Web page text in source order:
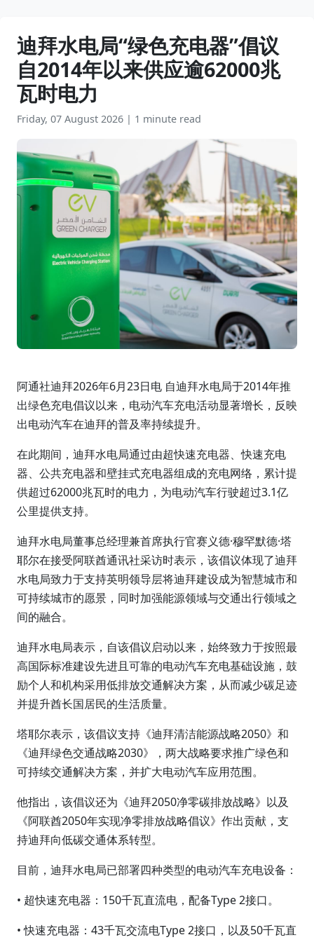
迪拜水电局“绿色充电器”倡议
自2014年以来供应逾62000兆
瓦时电力
Friday, 07 August 2026 | 1 minute read
阿通社迪拜2026年6月23日电 自迪拜水电局于2014年推
出绿色充电倡议以来，电动汽车充电活动显著增长，反映
出电动汽车在迪拜的普及率持续提升。
在此期间，迪拜水电局通过由超快速充电器、快速充电
器、公共充电器和壁挂式充电器组成的充电网络，累计提
供超过62000兆瓦时的电力，为电动汽车行驶超过3.1亿
公里提供支持。
迪拜水电局董事总经理兼首席执行官赛义德·穆罕默德·塔
耶尔在接受阿联酋通讯社采访时表示，该倡议体现了迪拜
水电局致力于支持英明领导层将迪拜建设成为智慧城市和
可持续城市的愿景，同时加强能源领域与交通出行领域之
间的融合。
迪拜水电局表示，自该倡议启动以来，始终致力于按照最
高国际标准建设先进且可靠的电动汽车充电基础设施，鼓
励个人和机构采用低排放交通解决方案，从而减少碳足迹
并提升酋长国居民的生活质量。
塔耶尔表示，该倡议支持《迪拜清洁能源战略2050》和
《迪拜绿色交通战略2030》，两大战略要求推广绿色和
可持续交通解决方案，并扩大电动汽车应用范围。
他指出，该倡议还为《迪拜2050净零碳排放战略》以及
《阿联酋2050年实现净零排放战略倡议》作出贡献，支
持迪拜向低碳交通体系转型。
目前，迪拜水电局已部署四种类型的电动汽车充电设备：
• 超快速充电器：150千瓦直流电，配备Type 2接口。
• 快速充电器：43千瓦交流电Type 2接口，以及50千瓦直